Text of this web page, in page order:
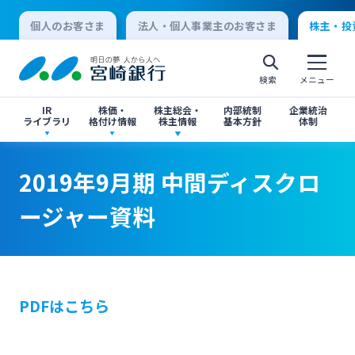
個人のお客さま 法人・個人事業主のお客さま 株主・
検索 メニュー
IR
ライブラリ
株価・
格付け情報
株主総会・
株主情報
内部統制
基本方針
企業統治
体制
決算短信
有価証券報告書・四半期報告書
株価情報
格付け情報
株主総会のご案内
中間配当のご案内
2019年9月期 中間ディスクロージャー資料
2019年9月期 中間ディスクロージャー資料
個人向けインターネットバンキング
ログオン
法人向けインターネットバンキング
2019年9月期 中間ディスクロ
ージャー資料
PDFはこちら